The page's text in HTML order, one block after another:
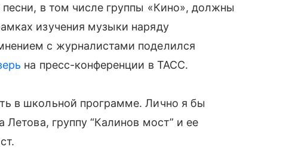
в том числе группы «Кино», должны
изучения музыки наряду
с журналистами поделился
на пресс-конференции в ТАСС.
в школьной программе. Лично я бы
Летова, группу “Калинов мост” и ее